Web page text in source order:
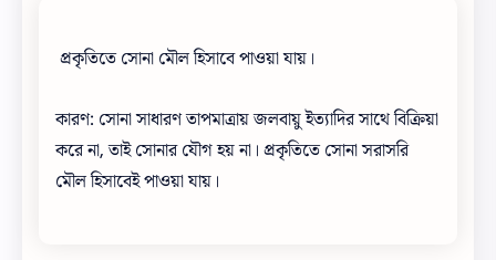
প্রকৃতিতে সোনা মৌল হিসাবে পাওয়া যায়।
কারণ: সোনা সাধারণ তাপমাত্রায় জলবায়ু ইত্যাদির সাথে বিক্রিয়া
করে না, তাই সোনার যৌগ হয় না। প্রকৃতিতে সোনা সরাসরি
মৌল হিসাবেই পাওয়া যায়।